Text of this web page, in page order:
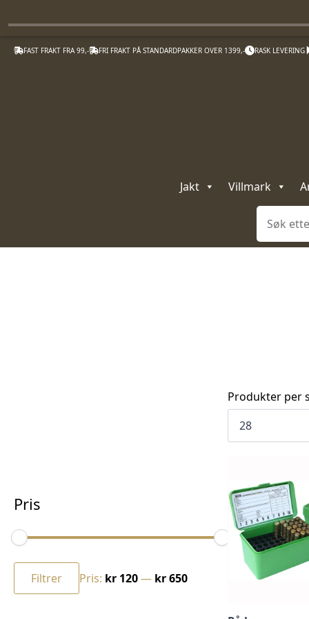
FAST FRAKT FRA 99,- FRI FRAKT PÅ STANDARDPAKKER OVER 1399,- RASK LEVERING
Jakt Villmark
Søk
Pris
Min.
pris
Makspris
Filtrer Pris: kr 120— kr 650
Produkter per